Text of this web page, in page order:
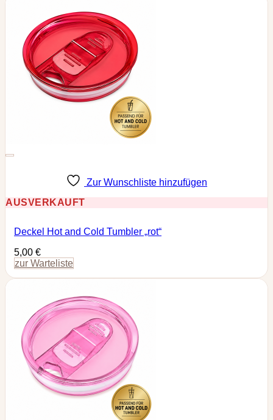
Zur Wunschliste hinzufügen
AUSVERKAUFT
Deckel Hot and Cold Tumbler „rot“
5,00 €
zur Warteliste